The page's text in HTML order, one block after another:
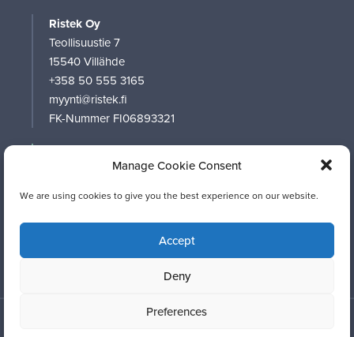
Manage Cookie Consent
We are using cookies to give you the best experience on our website.
Accept
Deny
Preferences
Ristek Oy
Teollisuustie 7
15540 Villähde
+358 50 555 3165
myynti@ristek.fi
FK-Nummer FI06893321
SOFTWARE